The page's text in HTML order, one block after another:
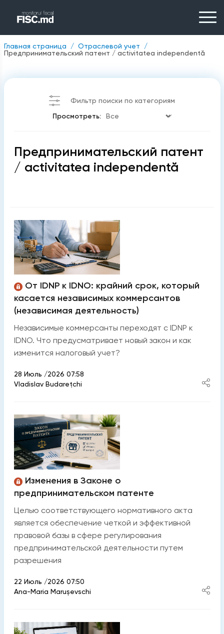
Главная страница
Отраслевой учет
Предпринимательский патент / activitatea independentă
Фильтр поиски по категориям
Просмотреть:
Предпринимательский патент
/ activitatea independentă
От IDNP к IDNO: крайний срок, который
касается независимых коммерсантов
(независимая деятельность)
Независимые коммерсанты переходят с IDNP к
IDNO. Что предусматривает новый закон и как
изменится налоговый учет?
28 Июль /2026 07:58
Vladislav Budarețchi
Изменения в Законе о
предпринимательском патенте
Целью соответствующего нормативного акта
является обеспечение четкой и эффективной
правовой базы в сфере регулирования
предпринимательской деятельности путем
разрешения
22 Июль /2026 07:50
Ana-Maria Marușevschi